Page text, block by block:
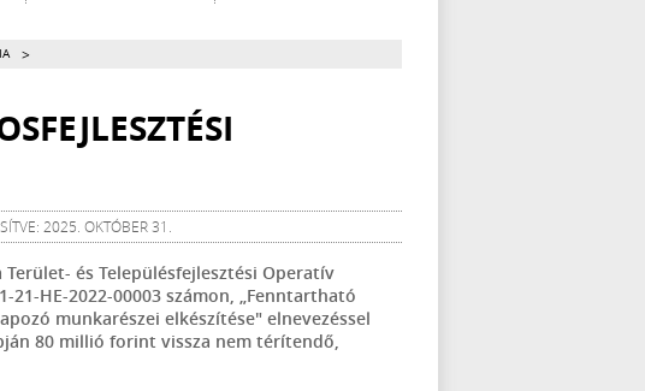
>
2025. OKTÓBER 31.
és Településfejlesztési Operatív
21-HE-2022-00003 számon, „Fenntartható
munkarészei elkészítése" elnevezéssel
80 millió forint vissza nem térítendő,